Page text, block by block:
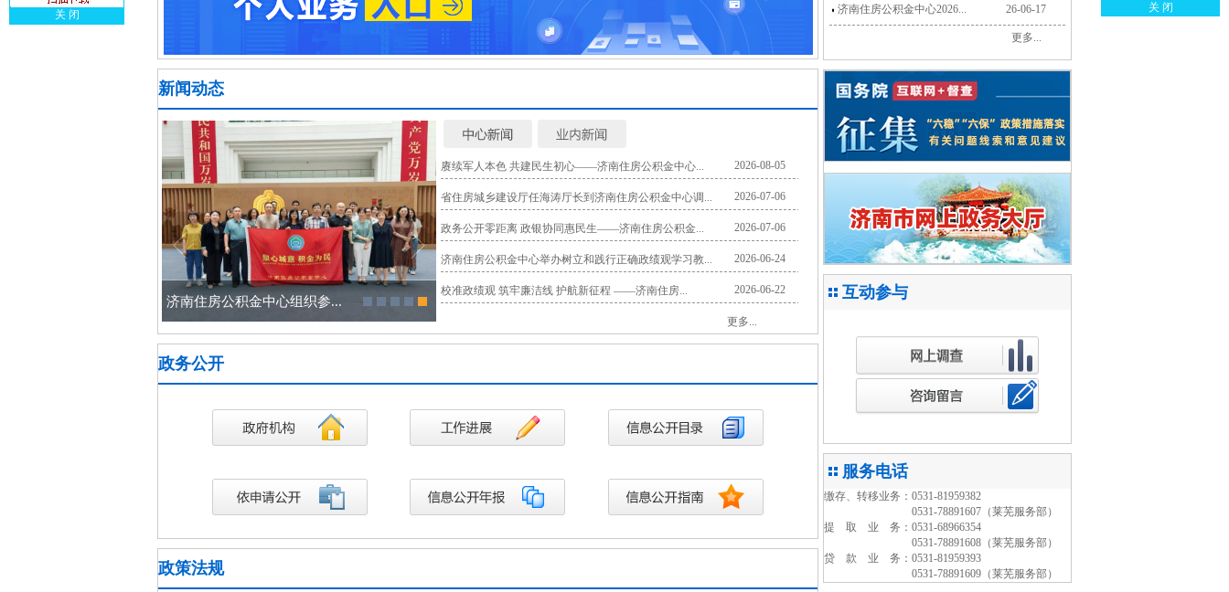
新闻动态
济南住房公积金中心举办数... 济南住房公积金中心举办学... 济南住房公积金中心接听1...
赓续军人本色 共建民生初心——济南住房公积金中心... 2026-08-05
省住房城乡建设厅任海涛厅长到济南住房公积金中心调... 2026-07-06
政务公开零距离 政银协同惠民生——济南住房公积金... 2026-07-06
济南住房公积金中心举办树立和践行正确政绩观学习教... 2026-06-24
校准政绩观 筑牢廉洁线 护航新征程 ——济南住房... 2026-06-22
更多...
政务公开
政策法规
济南住房公积金中心2026...
26-06-17
更多...
互动参与
服务电话
缴存、转移业务：0531-81959382
0531-78891607（莱芜服务部）
提 取 业 务：0531-68966354
0531-78891608（莱芜服务部）
贷 款 业 务：0531-81959393
0531-78891609（莱芜服务部）
关 闭
关 闭